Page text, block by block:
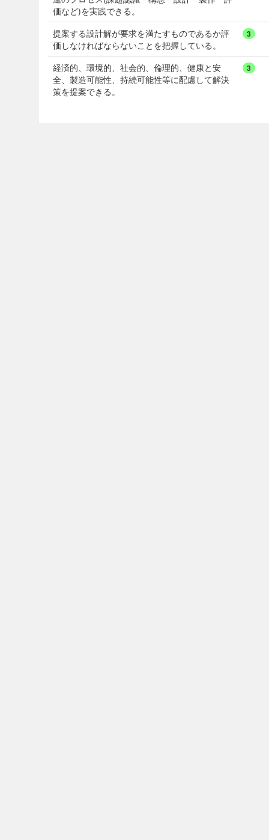
価など)を実践できる。
提案する設計解が要求を満たすものであるか評
価しなければならないことを把握している。
3
経済的、環境的、社会的、倫理的、健康と安
全、製造可能性、持続可能性等に配慮して解決
策を提案できる。
3